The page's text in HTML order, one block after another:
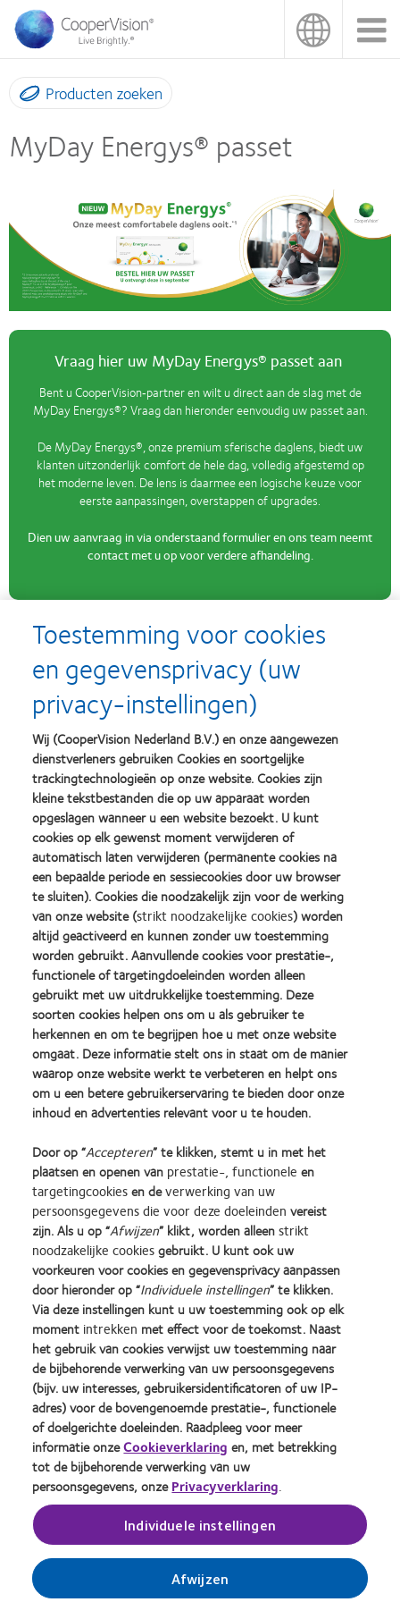
Overslaan
naar
de
inhoud
gaan
Producten zoeken
MyDay Energys® passet
Vraag hier uw MyDay Energys® passet aan
Bent u CooperVision‑partner en wilt u direct aan de slag met de
MyDay Energys®? Vraag dan hieronder eenvoudig uw passet aan.
De MyDay Energys®, onze premium sferische daglens, biedt uw
klanten uitzonderlijk comfort de hele dag, volledig afgestemd op
het moderne leven. De lens is daarmee een logische keuze voor
eerste aanpassingen, overstappen of upgrades.
Dien uw aanvraag in via onderstaand formulier en ons team neemt
contact met u op voor verdere afhandeling.
Naam optiekzaak
Klantnummer
E-mail contactpersoon
Adres van de optiekzaak
Locatie (plaats) van de optiekzaak
Naam van uw Business Development Manager
Ik ontvang graag een fitset
Eventuele opmerkingen
Ik verklaar hierbij dat ik het privacybeleid heb gelezen en
begrepen
https://coopervision.be/nl/privacybeleid
Learn
more
about
Silmo
d’Or
best
product
award
met
MyDay™
(2013)
Learn
more
about
Contact
Lens
Product
the
Year
(2013)
Learn
more
about
2012
&
2010
Best
Companies
for
Leaders
(2012)
Learn
more
about
2011
Best
Factory
Awards
(2011)
Learn
more
about
ODMA
2011
(2011)
Learn
more
about
2012
REBRAND
100®
Global
Award
(2012)
Practitioner Home
Contact
Servicevoorwaarden
Cookie beleid
Privacybeleid
Site voor consumenten
Toestemmingsvoorkeuren
beheren
Inloggen
België
Toestemming voor cookies
en gegevensprivacy (uw
privacy-instellingen)
Wij (CooperVision Nederland B.V.) en onze aangewezen
dienstverleners gebruiken Cookies en soortgelijke
trackingtechnologieën op onze website. Cookies zijn
kleine tekstbestanden die op uw apparaat worden
opgeslagen wanneer u een website bezoekt. U kunt
cookies op elk gewenst moment verwijderen of
automatisch laten verwijderen (permanente cookies na
een bepaalde periode en sessiecookies door uw browser
te sluiten). Cookies die noodzakelijk zijn voor de werking
van onze website (strikt noodzakelijke cookies) worden
altijd geactiveerd en kunnen zonder uw toestemming
worden gebruikt. Aanvullende cookies voor prestatie-,
functionele of targetingdoeleinden worden alleen
gebruikt met uw uitdrukkelijke toestemming. Deze
soorten cookies helpen ons om u als gebruiker te
herkennen en om te begrijpen hoe u met onze website
omgaat. Deze informatie stelt ons in staat om de manier
waarop onze website werkt te verbeteren en helpt ons
om u een betere gebruikerservaring te bieden door onze
inhoud en advertenties relevant voor u te houden.
Door op “Accepteren” te klikken, stemt u in met het
plaatsen en openen van prestatie-, functionele en
targetingcookiesen deverwerking van uw
persoonsgegevens die voor deze doeleinden vereist
zijn. Als u op “Afwijzen” klikt, worden alleenstrikt
noodzakelijke cookiesgebruikt. U kunt ook uw
voorkeuren voor cookies en gegevensprivacy aanpassen
door hieronder op “Individuele instellingen” te klikken.
Via deze instellingen kunt u uw toestemming ook op elk
moment intrekken met effect voor de toekomst. Naast
het gebruik van cookies verwijst uw toestemming naar
de bijbehorende verwerking van uw persoonsgegevens
(bijv. uw interesses, gebruikersidentificatoren of uw IP-
adres) voor de bovengenoemde prestatie-, functionele
of doelgerichte doeleinden. Raadpleeg voor meer
informatie onzeCookieverklaring en, met betrekking
tot de bijbehorende verwerking van uw
persoonsgegevens, onzePrivacyverklaring.
Individuele instellingen
Afwijzen